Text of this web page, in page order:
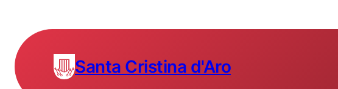
Santa Cristina d'Aro